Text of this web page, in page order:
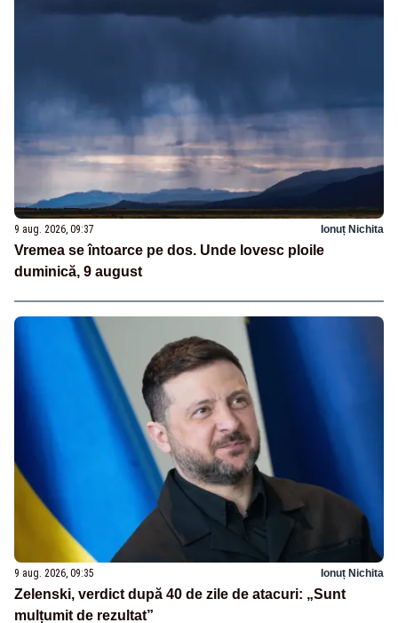
9 aug. 2026, 09:37 Ionuț Nichita
Vremea se întoarce pe dos. Unde lovesc ploile
duminică, 9 august
9 aug. 2026, 09:35 Ionuț Nichita
Zelenski, verdict după 40 de zile de atacuri: „Sunt
mulțumit de rezultat”